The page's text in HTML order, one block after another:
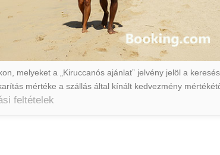
melyeket a „Kiruccanós ajánlat” jelvény jelöl a
mértéke a szállás által kínált kedvezmény
feltételek